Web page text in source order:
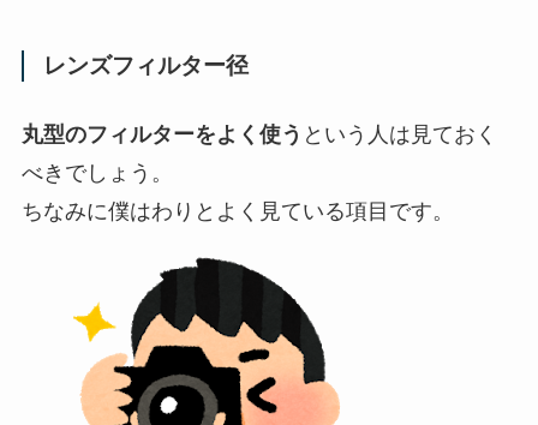
レンズフィルター径
丸型のフィルターをよく使う という人は見ておく
べきでしょう。
ちなみに僕はわりとよく見ている項目です。